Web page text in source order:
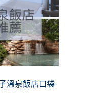
溫泉飯店口袋